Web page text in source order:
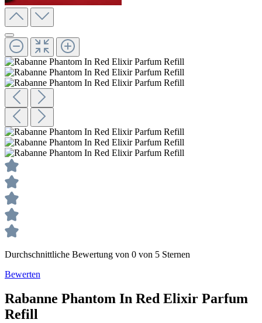
Durchschnittliche Bewertung von 0 von 5 Sternen
Bewerten
Rabanne Phantom In Red Elixir Parfum
Refill